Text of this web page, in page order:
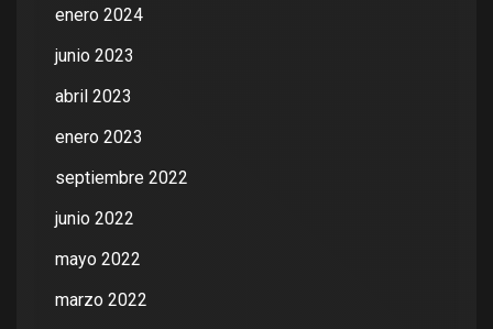
enero 2024
junio 2023
abril 2023
enero 2023
septiembre 2022
junio 2022
mayo 2022
marzo 2022